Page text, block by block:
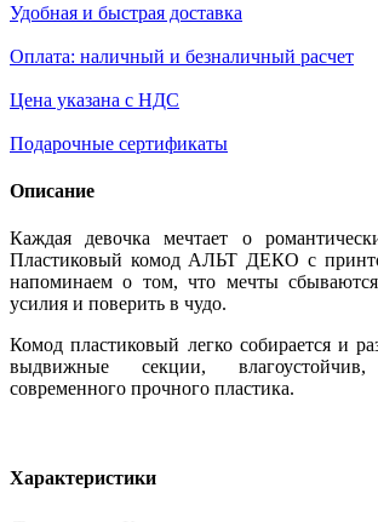
Удобная и быстрая доставка
Оплата: наличный и безналичный расчет
Цена указана с НДС
Подарочные сертификаты
Описание
Каждая девочка мечтает о
Пластиковый комод АЛЬТ ДЕКО с
напоминаем о том, что мечты
усилия и поверить в чудо.
Комод пластиковый легко собирается и
выдвижные секции,
современного прочного пластика.
Характеристики